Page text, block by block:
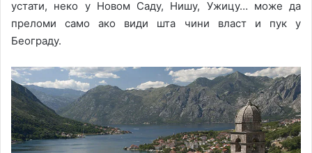
устати, неко у Новом Саду, Нишу, Ужицу… може да
преломи само ако види шта чини власт и пук у
Београду.